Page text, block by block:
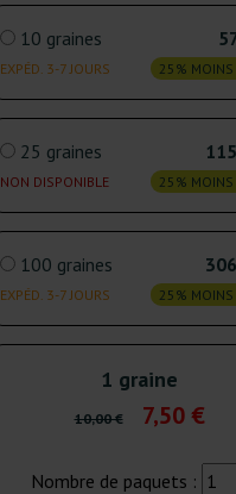
10 graines
EXPÉD. 3-7 JOURS 25% MOINS
25 graines
NON DISPONIBLE 25% MOINS
100 graines
EXPÉD. 3-7 JOURS 25% MOINS
1 graine
10,00 € 7,50 €
Nombre de paquets :